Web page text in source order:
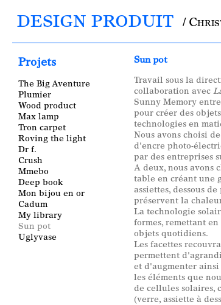
DESIGN PRODUIT /
Sun pot
Travail sous la
collaboration avec
Sunny Memory
pour créer des
technologies en
Nous avons choisi
d'encre photo-
par des entreprises
A deux, nous avons
table en créant une
assiettes, dessous
préservent la
La technologie
formes, remettant en
objets quotidiens.
Les facettes
permettent
et d'augmenter
les éléments que
de cellules solaires,
(verre, assiette à
Projets
The Big Aventure
Plumier
Wood product
Max lamp
Tron carpet
Roving the light
Dr f.
Crush
Mmebo
Deep book
Mon bijou en or
Cadum
My library
Sun pot
Uglyvase